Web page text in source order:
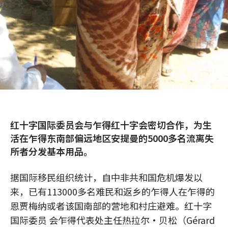
红十字国际委员会与乍得红十字会密切合作，为生
活在乍得东南部偏远地区安提曼的5000多名流离失
所者分发基本用品。
据国际移民组织统计，自中非共和国危机爆发以
来，已有113000多名难民和返乡的乍得人在乍得的
恩贾梅纳或者该国南部的营地和村庄避难。红十字
国际委员 会乍得代表处主任热拉尔•贝松（Gérard